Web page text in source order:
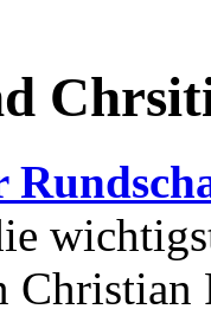
Christian